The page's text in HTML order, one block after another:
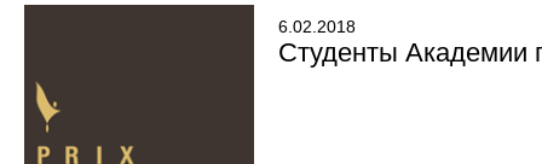
6.02.2018
Студенты Академии